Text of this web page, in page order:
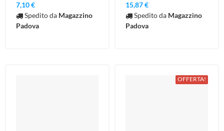
7,10 €
Spedito da Magazzino
Padova
15,87 €
Spedito da Magazzino
Padova
OFFERTA!